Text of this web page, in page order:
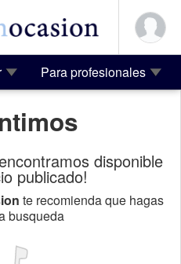
Para profesionales
disponible
publicado!
te recomienda que hagas
busqueda